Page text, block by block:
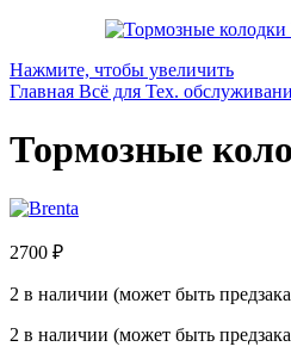
Нажмите, чтобы увеличить
Главная Всё для Тех.
Тормозные
2700 ₽
2 в наличии (может быть
2 в наличии (может быть